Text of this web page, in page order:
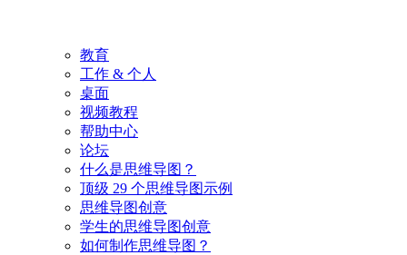
教育
工作 & 个人
桌面
视频教程
帮助中心
论坛
什么是思维导图？
顶级 29 个思维导图示例
思维导图创意
学生的思维导图创意
如何制作思维导图？